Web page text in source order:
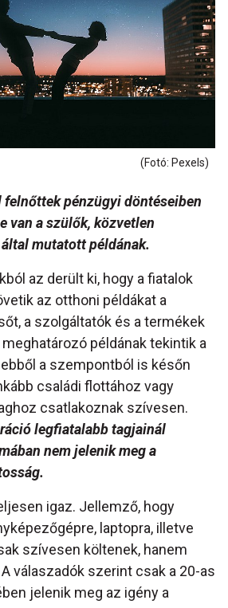
(Fotó: Pexels)
pénzügyi döntéseiben
van a szülők, közvetlen
mutatott példának.
az derült ki, hogy a fiatalok
az otthoni példákat a
a szolgáltatók és a termékek
példának tekintik a
a szempontból is későn
családi flottához vagy
csatlakoznak szívesen.
legfiatalabb tagjainál
nem jelenik meg a
igaz. Jellemző, hogy
laptopra, illetve
szívesen költenek, hanem
válaszadók szerint csak a 20-as
jelenik meg az igény a